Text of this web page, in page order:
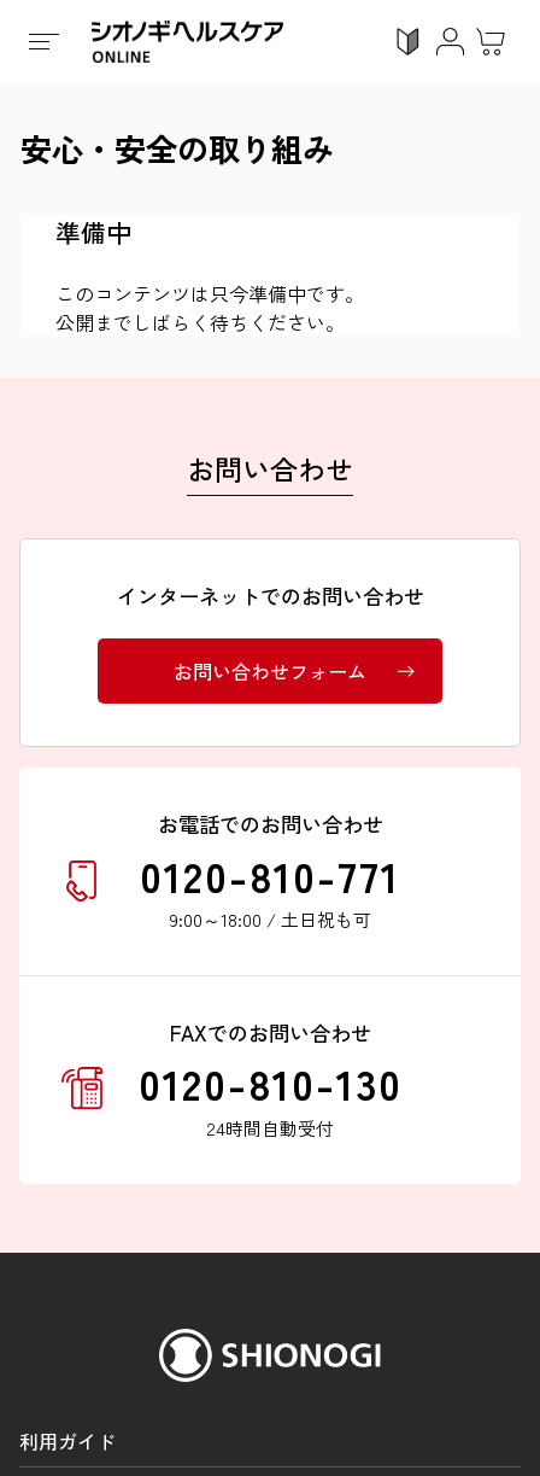
症状から探す
ブランドから探す
お問い合わせ
シオノギヘルスケア（コーポレートサイト）
会社概要
個人情報の取り扱いについて
外部サービスアカウント連携利用規約
特定商取引法に基づく表記
シオノギヘルスケアオンラインTOP 安心・安全の取り組み
安心・安全の取り組み
準備中
このコンテンツは只今準備中です。
公開までしばらく待ちください。
お問い合わせ
インターネットでのお問い合わせ
お問い合わせフォーム
お電話でのお問い合わせ
0120-810-771
9:00～18:00 / 土日祝も可
FAXでのお問い合わせ
0120-810-130
24時間自動受付
利用ガイド